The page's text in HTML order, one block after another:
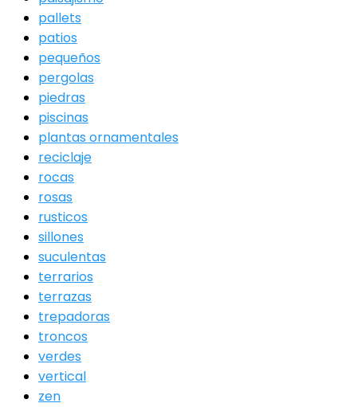
pallets
patios
pequeños
pergolas
piedras
piscinas
plantas ornamentales
reciclaje
rocas
rosas
rusticos
sillones
suculentas
terrarios
terrazas
trepadoras
troncos
verdes
vertical
zen